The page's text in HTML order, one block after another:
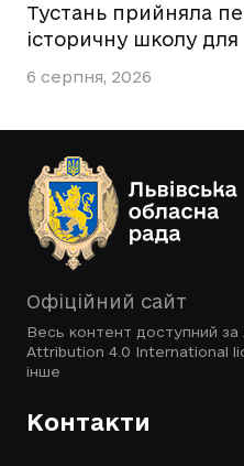
Тустань прийняла
історичну школу
6 серпня, 2026
Офіційний сайт
Весь контент доступний за
Attribution 4.0 International
інше
Контакти